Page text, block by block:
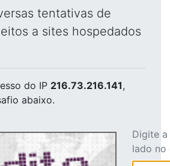
tentativas de
a sites hospedados
do IP 216.73.216.141,
abaixo.
Digite
lado no